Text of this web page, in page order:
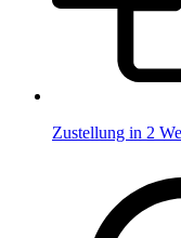
Zustellung in 2